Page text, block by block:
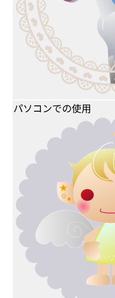
パソコンでの使用